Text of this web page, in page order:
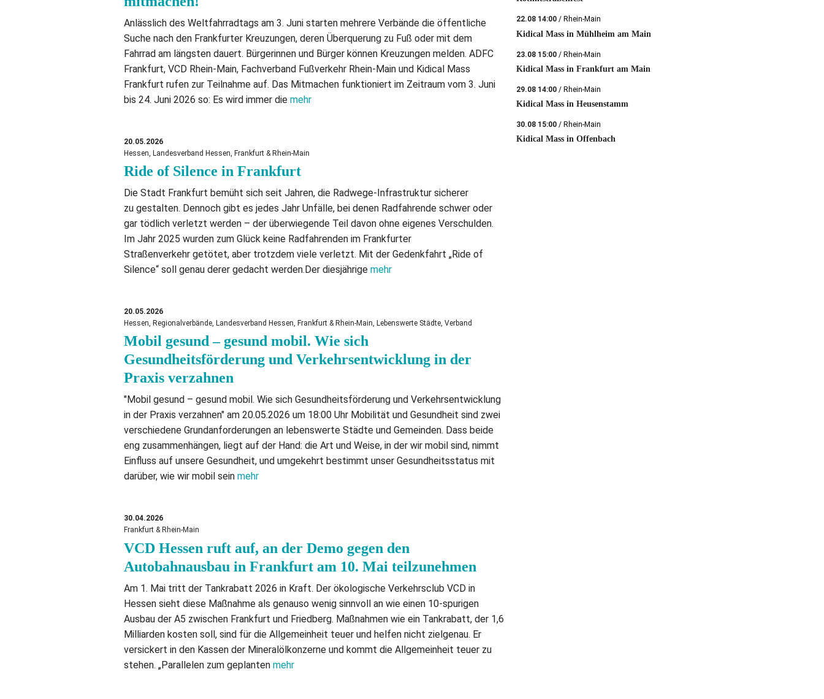
Anlässlich des Weltfahrradtags am 3. Juni starten mehrere Verbände die öffentliche
Suche nach den Frankfurter Kreuzungen, deren Überquerung zu Fuß oder mit dem
Fahrrad am längsten dauert. Bürgerinnen und Bürger können Kreuzungen melden. ADFC
Frankfurt, VCD Rhein-Main, Fachverband Fußverkehr Rhein-Main und Kidical Mass
Frankfurt rufen zur Teilnahme auf. Das Mitmachen funktioniert im Zeitraum vom 3. Juni
bis 24. Juni 2026 so: Es wird immer die mehr
20.05.2026
Hessen, Landesverband Hessen, Frankfurt & Rhein-Main
Ride of Silence in Frankfurt
Die Stadt Frankfurt bemüht sich seit Jahren, die Radwege-Infrastruktur sicherer
zu gestalten. Dennoch gibt es jedes Jahr Unfälle, bei denen Radfahrende schwer oder
gar tödlich verletzt werden – der überwiegende Teil davon ohne eigenes Verschulden.
Im Jahr 2025 wurden zum Glück keine Radfahrenden im Frankfurter
Straßenverkehr getötet, aber trotzdem viele verletzt. Mit der Gedenkfahrt „Ride of
Silence“ soll genau derer gedacht werden.Der diesjährige mehr
20.05.2026
Hessen, Regionalverbände, Landesverband Hessen, Frankfurt & Rhein-Main, Lebenswerte Städte, Verband
Mobil gesund – gesund mobil. Wie sich
Gesundheitsförderung und Verkehrsentwicklung in der
Praxis verzahnen
"Mobil gesund – gesund mobil. Wie sich Gesundheitsförderung und Verkehrsentwicklung
in der Praxis verzahnen" am 20.05.2026 um 18:00 Uhr Mobilität und Gesundheit sind zwei
verschiedene Grundanforderungen an lebenswerte Städte und Gemeinden. Dass beide
eng zusammenhängen, liegt auf der Hand: die Art und Weise, in der wir mobil sind, nimmt
Einfluss auf unsere Gesundheit, und umgekehrt bestimmt unser Gesundheitsstatus mit
darüber, wie wir mobil sein mehr
30.04.2026
Frankfurt & Rhein-Main
VCD Hessen ruft auf, an der Demo gegen den
Autobahnausbau in Frankfurt am 10. Mai teilzunehmen
Am 1. Mai tritt der Tankrabatt 2026 in Kraft. Der ökologische Verkehrsclub VCD in
Hessen sieht diese Maßnahme als genauso wenig sinnvoll an wie einen 10-spurigen
Ausbau der A5 zwischen Frankfurt und Friedberg. Maßnahmen wie ein Tankrabatt, der 1,6
Milliarden kosten soll, sind für die Allgemeinheit teuer und helfen nicht zielgenau. Er
versickert in den Kassen der Mineralölkonzerne und kommt die Allgemeinheit teuer zu
stehen. „Parallelen zum geplanten mehr
22.08 14:00 / Rhein-Main
Kidical Mass in Mühlheim am Main
23.08 15:00 / Rhein-Main
Kidical Mass in Frankfurt am Main
29.08 14:00 / Rhein-Main
Kidical Mass in Heusenstamm
30.08 15:00 / Rhein-Main
Kidical Mass in Offenbach